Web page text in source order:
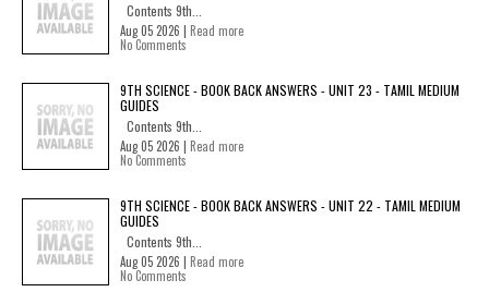
Contents 9th...
Aug 05 2026 | Read more
No Comments
9TH SCIENCE - BOOK BACK ANSWERS - UNIT 23 - TAMIL MEDIUM
GUIDES
Contents 9th...
Aug 05 2026 | Read more
No Comments
9TH SCIENCE - BOOK BACK ANSWERS - UNIT 22 - TAMIL MEDIUM
GUIDES
Contents 9th...
Aug 05 2026 | Read more
No Comments